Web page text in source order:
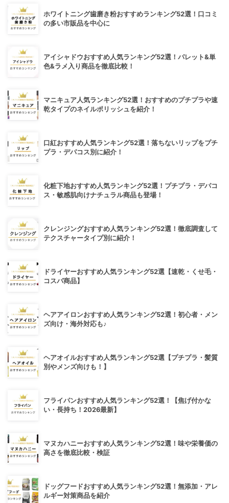
ホワイトニング歯磨き粉おすすめランキング52選！口コミ
の多い市販品を中心に
アイシャドウおすすめ人気ランキング52選！パレット&単
色&ラメ入り商品を徹底比較！
マニキュア人気ランキング52選！おすすめのプチプラや速
乾タイプのネイルポリッシュを紹介！
口紅おすすめ人気ランキング52選！落ちないリップをプチ
プラ・デパコス別に紹介！
化粧下地おすすめ人気ランキング52選！プチプラ・デパコ
ス・敏感肌向けナチュラル商品も登場！
クレンジングおすすめ人気ランキング52選！徹底調査して
テクスチャータイプ別に紹介！
ドライヤーおすすめ人気ランキング52選【速乾・くせ毛・
コスパ商品】
ヘアアイロンおすすめ人気ランキング52選！初心者・メン
ズ向け・海外対応も♪
ヘアオイルおすすめ人気ランキング52選【プチプラ・髪質
別やメンズ向けも！】
フライパンおすすめ人気ランキング52選！【焦げ付かな
い・長持ち！2026最新】
マヌカハニーおすすめ人気ランキング52選！味や栄養価の
高さを徹底比較・検証
ドッグフードおすすめ人気ランキング52選！無添加・アレ
ルギー対策商品を紹介